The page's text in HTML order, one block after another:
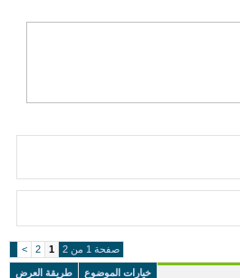
صفحة 1 من 2 1
2
>
خيارات الموضوع طريقة العرض